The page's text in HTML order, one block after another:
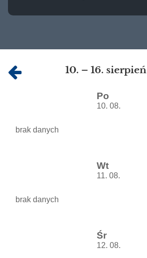
Wymagania
edukacyjne
oceniania
10. – 16. sierpień
Po
10. 08.
brak danych
Wt
11. 08.
brak danych
Śr
12. 08.